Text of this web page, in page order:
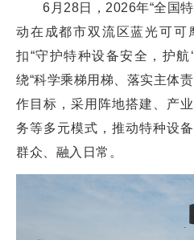
6月28日，2026年“全国特
动在成都市双流区蓝光可可
扣“守护特种设备安全，护航
绕“科学乘梯用梯、落实主体
作目标，采用阵地搭建、产
务等多元模式，推动特种设
群众、融入日常。